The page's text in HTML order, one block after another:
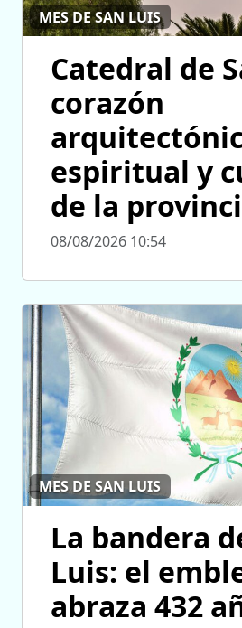
MES DE SAN LUIS
Catedral de
corazón
espiritual y
de la
08/08/2026 10:54
MES DE SAN LUIS
La bandera
Luis: el
abraza 432